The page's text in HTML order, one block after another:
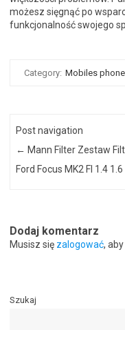
możesz sięgnąć po
funkcjonalność swojego
Category: Mobiles
Post navigation
← Mann Filter Zestaw
Ford Focus MK2 Fl 1.4
Dodaj komentarz
Musisz się zalogować,
Szukaj